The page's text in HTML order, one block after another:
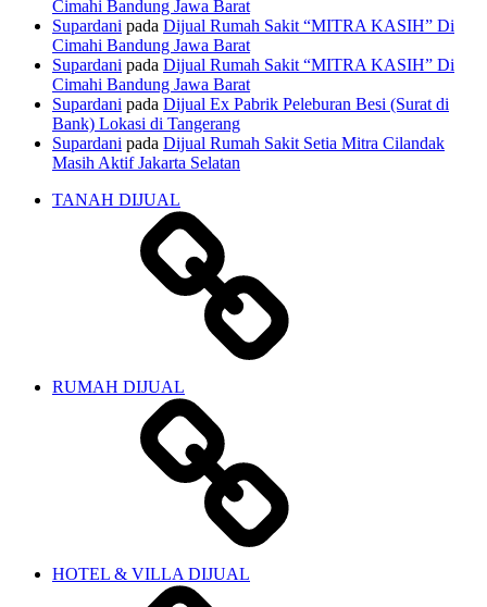
Cimahi Bandung Jawa Barat
Supardani pada Dijual Rumah Sakit “MITRA KASIH” Di
Cimahi Bandung Jawa Barat
Supardani pada Dijual Rumah Sakit “MITRA KASIH” Di
Cimahi Bandung Jawa Barat
Supardani pada Dijual Ex Pabrik Peleburan Besi (Surat di
Bank) Lokasi di Tangerang
Supardani pada Dijual Rumah Sakit Setia Mitra Cilandak
Masih Aktif Jakarta Selatan
TANAH DIJUAL
RUMAH DIJUAL
HOTEL & VILLA DIJUAL